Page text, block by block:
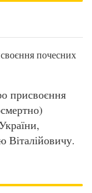
почесних
присвоєння
Віталійовичу.